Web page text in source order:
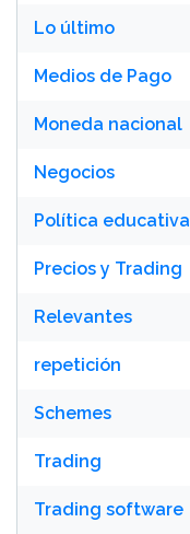
Lo último
Medios de Pago
Moneda nacional
Negocios
Política educativa
Precios y Trading
Relevantes
repetición
Schemes
Trading
Trading software